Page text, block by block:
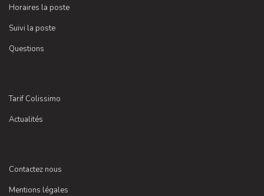
Horaires la poste
Suivi la poste
Questions
Tarif Colissimo
Actualités
Contactez nous
Mentions légales